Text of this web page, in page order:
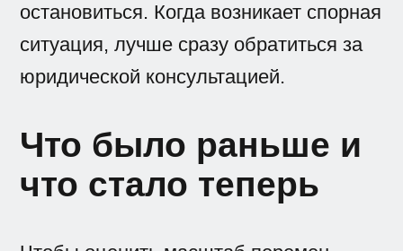
остановиться. Когда возникает спорная
ситуация, лучше сразу обратиться за
юридической консультацией.
Что было раньше и
что стало теперь